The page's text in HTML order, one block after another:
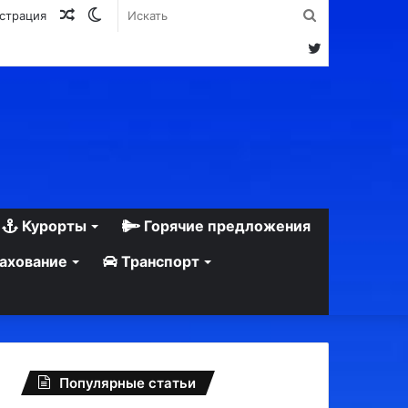
Switch
Случайная
Twitter
Курорты
Горячие предложения
Транспорт
Популярные статьи